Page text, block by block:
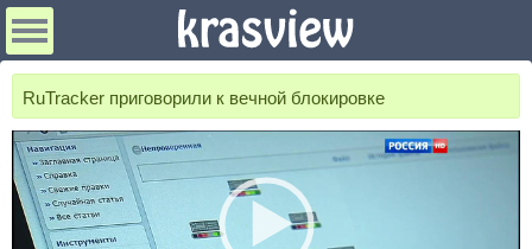
RuTracker приговорили к вечной блокировке